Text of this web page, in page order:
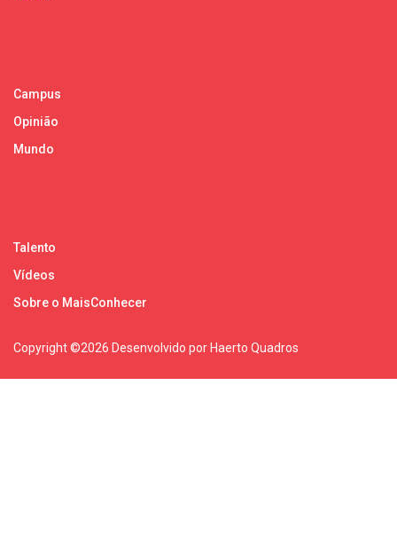
Campus
Opinião
Mundo
Talento
Vídeos
Sobre o MaisConhecer
Copyright ©2026 Desenvolvido por Haerto Quadros